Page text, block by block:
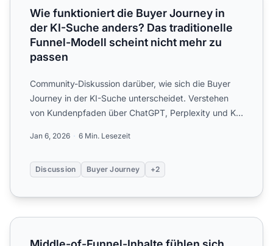
Wie funktioniert die Buyer Journey in
der KI-Suche anders? Das traditionelle
Funnel-Modell scheint nicht mehr zu
passen
Community-Diskussion darüber, wie sich die Buyer
Journey in der KI-Suche unterscheidet. Verstehen
von Kundenpfaden über ChatGPT, Perplexity und KI-
Jan 6, 2026 6 Min. Lesezeit
Discussion Buyer Journey +2
Middle-of-Funnel-Inhalte fühlen sich wie eine Tote Zone